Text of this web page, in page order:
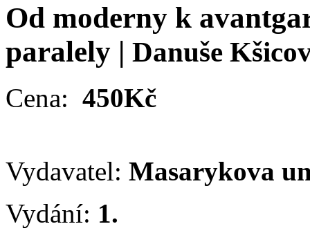
Od moderny k
paralely | Danuše
Cena: 450Kč
Vydavatel: Masarykova
Vydání: 1.